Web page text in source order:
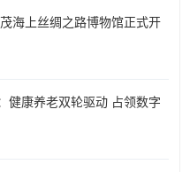
海上丝绸之路博物馆正式开
健康养老双轮驱动 占领数字